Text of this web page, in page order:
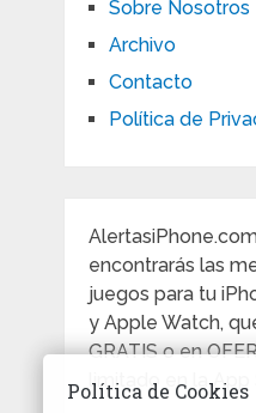
Sobre Nosotros
Archivo
Contacto
Política de
encontrarás las
juegos para tu
y Apple Watch,
GRATIS o en
limitado en la App
Política de Cookies